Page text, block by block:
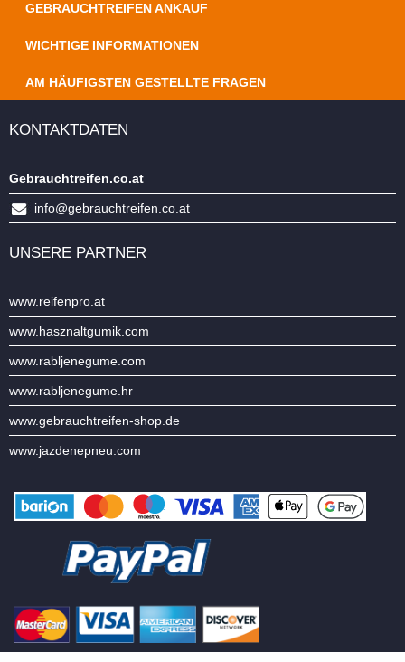
GEBRAUCHTREIFEN ANKAUF
WICHTIGE INFORMATIONEN
AM HÄUFIGSTEN GESTELLTE FRAGEN
KONTAKTDATEN
Gebrauchtreifen.co.at
info@gebrauchtreifen.co.at
UNSERE PARTNER
www.reifenpro.at
www.hasznaltgumik.com
www.rabljenegume.com
www.rabljenegume.hr
www.gebrauchtreifen-shop.de
www.jazdenepneu.com